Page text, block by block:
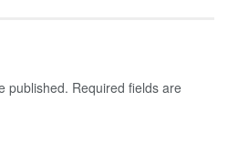
published. Required fields are